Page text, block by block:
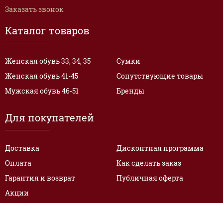
Каталог товаров
Женская обувь 33, 34, 35
Женская обувь 41-45
Мужская обувь 46-51
Сумки
Сопутствующие товары
Бренды
Для покупателей
Доставка
Оплата
Гарантия и возврат
Акции
Дисконтная программа
Как сделать заказ
Публичная оферта
Заказать звонок